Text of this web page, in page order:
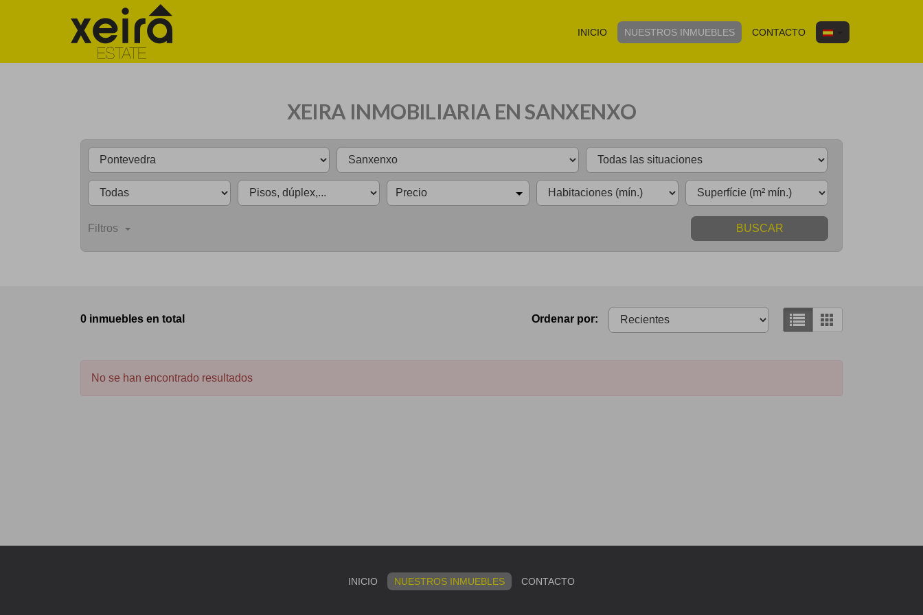
INICIO NUESTROS INMUEBLES CONTACTO
XEIRA INMOBILIARIA EN SANXENXO
Precio
Filtros BUSCAR
0 inmuebles en total Ordenar por:
No se han encontrado resultados
INICIO NUESTROS INMUEBLES CONTACTO